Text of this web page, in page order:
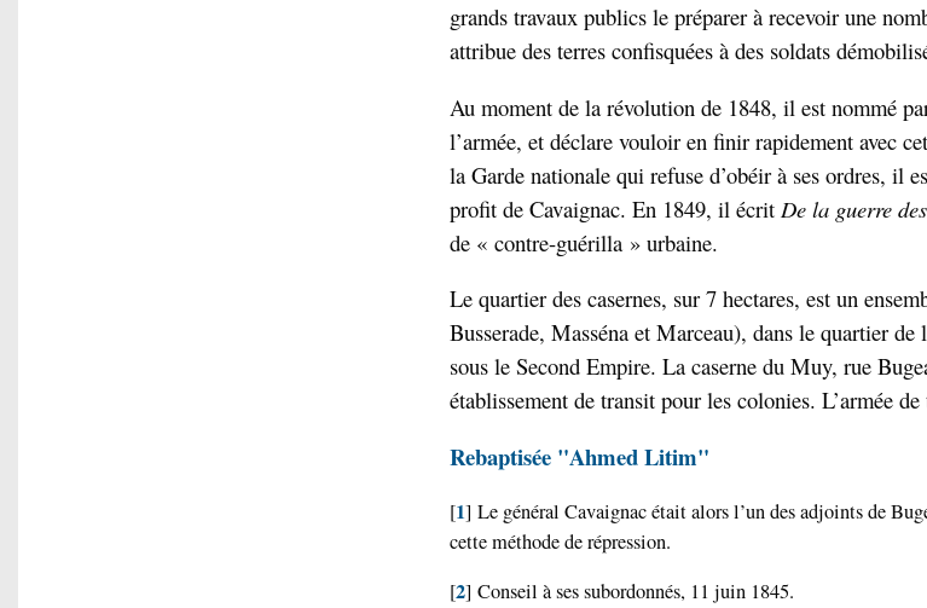
grands travaux publics le préparer à recevoir une
attribue des terres confisquées à des soldats
Au moment de la révolution de 1848, il est nommé
l’armée, et déclare vouloir en finir rapidement avec
la Garde nationale qui refuse d’obéir à ses ordres, il
profit de Cavaignac. En 1849, il écrit De la guerre des
de « contre-guérilla » urbaine.
Le quartier des casernes, sur 7 hectares, est un
Busserade, Masséna et Marceau), dans le quartier
sous le Second Empire. La caserne du Muy, rue
établissement de transit pour les colonies. L’armée
Rebaptisée "Ahmed Litim"
[1]Le général Cavaignac était alors l’un des adjoints de
cette méthode de répression.
[2]Conseil à ses subordonnés, 11 juin 1845.